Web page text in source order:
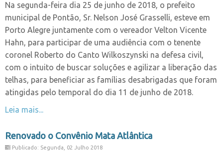
Na segunda-feira dia 25 de junho de 2018, o prefeito
municipal de Pontão, Sr. Nelson José Grasselli, esteve em
Porto Alegre juntamente com o vereador Velton Vicente
Hahn, para participar de uma audiência com o tenente
coronel Roberto do Canto Wilkoszynski na defesa civil,
com o intuito de buscar soluções e agilizar a liberação das
telhas, para beneficiar as famílias desabrigadas que foram
atingidas pelo temporal do dia 11 de junho de 2018.
Leia mais...
Renovado o Convênio Mata Atlântica
Publicado: Segunda, 02 Julho 2018